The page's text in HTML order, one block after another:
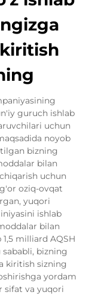
guruch ishlab
uchun
noyob
bizning
bilan
uchun
oziq-ovqat
yuqori
ishlab
bilan
milliard AQSH
bizning
kiritish sizning
yordam
sifat va yuqori